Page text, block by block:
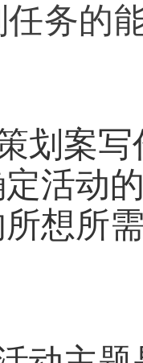
务的
划案
活动
想所